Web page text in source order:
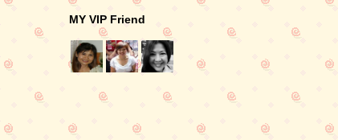
MY VIP Friend